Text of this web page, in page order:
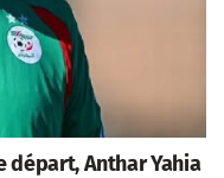
départ, Anthar Yahia